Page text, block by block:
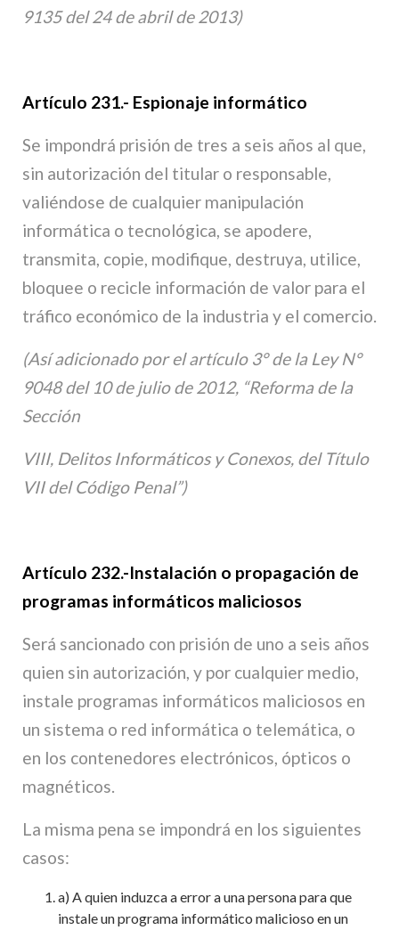
9135 del 24 de abril de 2013)
Artículo 231.- Espionaje informático
Se impondrá prisión de tres a seis años al que,
sin autorización del titular o responsable,
valiéndose de cualquier manipulación
informática o tecnológica, se apodere,
transmita, copie, modifique, destruya, utilice,
bloquee o recicle información de valor para el
tráfico económico de la industria y el comercio.
(Así adicionado por el artículo 3° de la Ley N°
9048 del 10 de julio de 2012, “Reforma de la
Sección
VIII, Delitos Informáticos y Conexos, del Título
VII del Código Penal”)
Artículo 232.-Instalación o propagación de
programas informáticos maliciosos
Será sancionado con prisión de uno a seis años
quien sin autorización, y por cualquier medio,
instale programas informáticos maliciosos en
un sistema o red informática o telemática, o
en los contenedores electrónicos, ópticos o
magnéticos.
La misma pena se impondrá en los siguientes
casos:
a) A quien induzca a error a una persona para que
instale un programa informático malicioso en un